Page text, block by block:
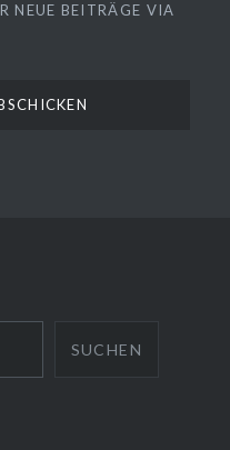
NEUE BEITRÄGE VIA
SUCHEN